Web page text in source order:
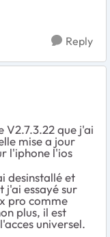
Reply
V2.7.3.22 que j'ai
mise a jour
l'iphone l'ios
desinstallé et
j'ai essayé sur
pro comme
plus, il est
universel.